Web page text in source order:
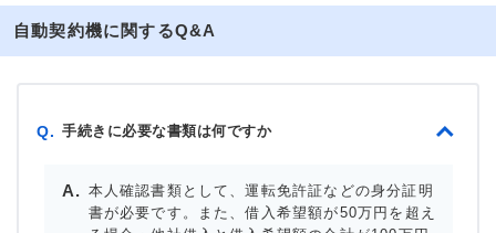
自動契約機に関するQ&A
Q. 手続きに必要な書類は何ですか
本人確認書類として、運転免許証などの身分証明
書が必要です。また、借入希望額が50万円を超え